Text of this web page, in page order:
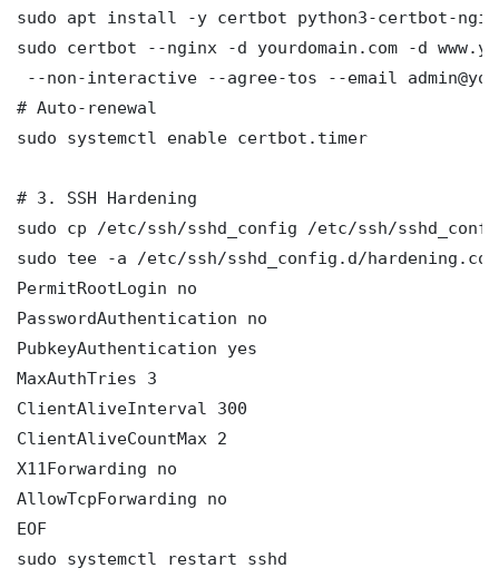
sudo apt install -y certbot python3-certbot-
sudo certbot --nginx -d yourdomain.com -d
--non-interactive --agree-tos --email
# Auto-renewal
sudo systemctl enable certbot.timer
# 3. SSH Hardening
sudo cp /etc/ssh/sshd_config /etc/ssh/
sudo tee -a /etc/ssh/sshd_config.d/
PermitRootLogin no
PasswordAuthentication no
PubkeyAuthentication yes
MaxAuthTries 3
ClientAliveInterval 300
ClientAliveCountMax 2
X11Forwarding no
AllowTcpForwarding no
EOF
sudo systemctl restart sshd